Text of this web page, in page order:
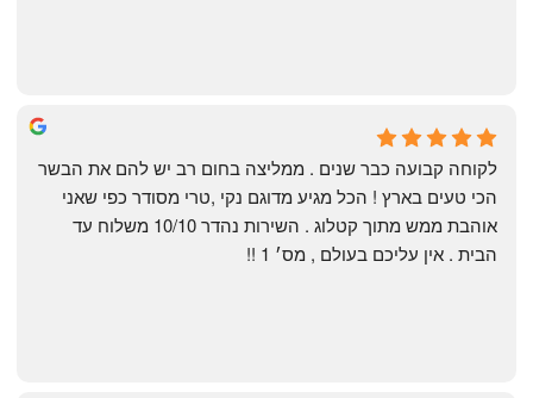
Shahaf Bendarker
6 months ago
הבית . אין עליכם בעולם , מס׳ 1 !!